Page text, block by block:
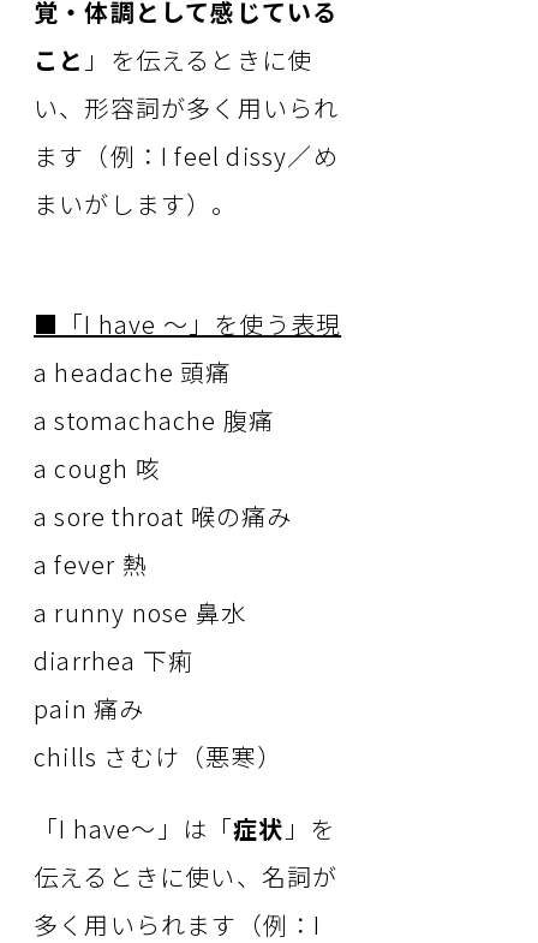
覚・体調として感じている
こと 」を伝えるときに使
い、形容詞が多く用いられ
ます（例：I feel dissy／め
まいがします）。
■「I have ～」を使う表現
a headache 頭痛
a stomachache 腹痛
a cough 咳
a sore throat 喉の痛み
a fever 熱
a runny nose 鼻水
diarrhea 下痢
pain 痛み
chills さむけ（悪寒）
「I have～」は「症状 」を
伝えるときに使い、名詞が
多く用いられます（例：I